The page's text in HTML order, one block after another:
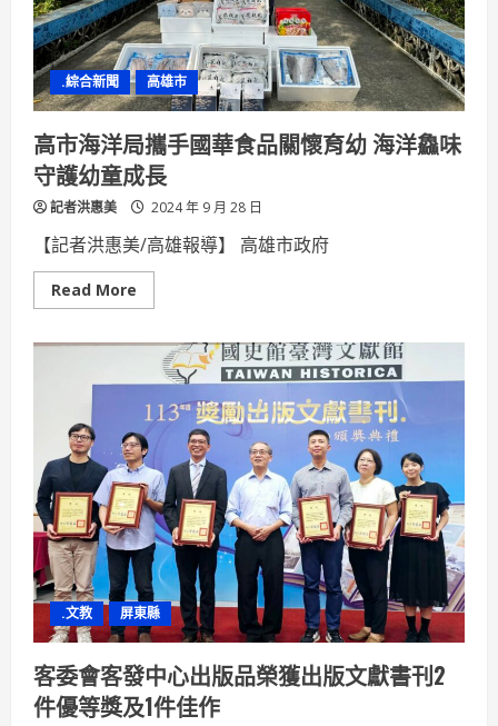
術
發
展
行
動
海
委
會
啟
動
海
洋
科
技
案
補
助
.綜合新聞 高雄市
高市海洋局攜手國華食品關懷育幼 海洋鱻味
守護幼童成長
記者洪惠美 2024 年 9 月 28 日
【記者洪惠美/高雄報導】 高雄市政府
Read More
more
市
洋
攜
手
國
華
食
品
關
懷
育
幼
海
洋
鱻
味
守
護
幼
童
成
長
.文教 屏東縣
客委會客發中心出版品榮獲出版文獻書刊2
件優等獎及1件佳作